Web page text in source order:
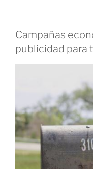
Campañas
publicidad para